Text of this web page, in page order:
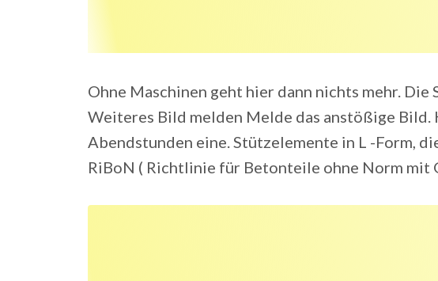
Ohne Maschinen geht hier dann nichts mehr.
Weiteres Bild melden Melde das anstößige Bild.
Abendstunden eine. Stützelemente in L -Form,
RiBoN ( Richtlinie für Betonteile ohne Norm mit